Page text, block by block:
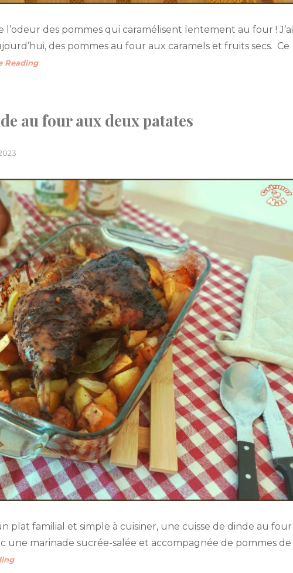
des pommes qui caramélisent lentement au four ! J’ai
des pommes au four aux caramels et fruits secs. Ce
Reading
au four aux deux patates
plat familial et simple à cuisiner, une cuisse de dinde au four
une marinade sucrée-salée et accompagnée de pommes de